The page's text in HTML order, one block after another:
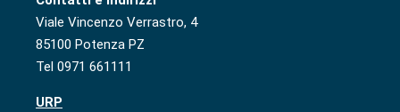
Viale Vincenzo Verrastro, 4
85100 Potenza PZ
Tel 0971 661111
URP